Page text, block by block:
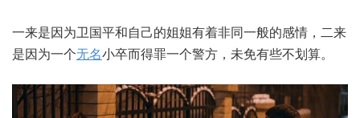
一来是因为卫国平和自己的姐姐有着非同一般的感情，二来
是因为一个无名小卒而得罪一个警方，未免有些不划算。